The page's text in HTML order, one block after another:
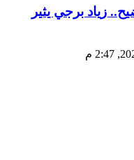
زياد برجي يثير